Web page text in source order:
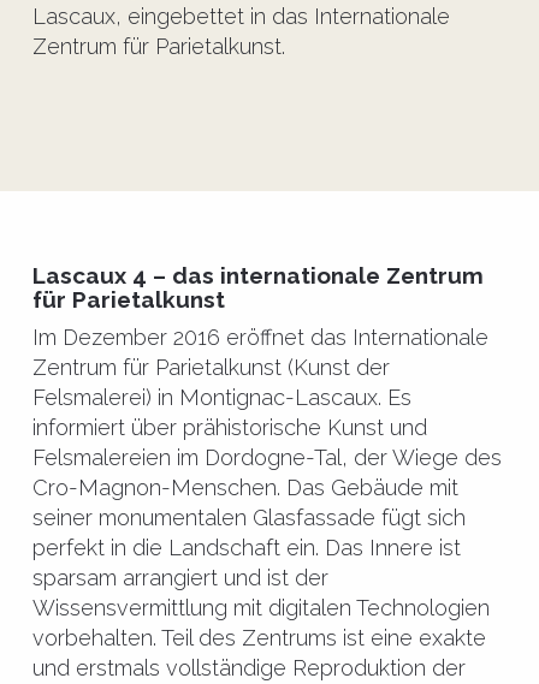
Lascaux, eingebettet in das Internationale
Zentrum für Parietalkunst.
Lascaux 4 – das internationale Zentrum
für Parietalkunst
Im Dezember 2016 eröffnet das Internationale
Zentrum für Parietalkunst (Kunst der
Felsmalerei) in Montignac-Lascaux. Es
informiert über prähistorische Kunst und
Felsmalereien im Dordogne-Tal, der Wiege des
Cro-Magnon-Menschen. Das Gebäude mit
seiner monumentalen Glasfassade fügt sich
perfekt in die Landschaft ein. Das Innere ist
sparsam arrangiert und ist der
Wissensvermittlung mit digitalen Technologien
vorbehalten. Teil des Zentrums ist eine exakte
und erstmals vollständige Reproduktion der